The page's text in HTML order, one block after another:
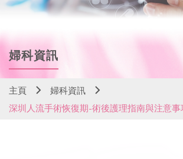
婦科資訊
主頁
婦科資訊
深圳人流手術恢復期-術後護理指南與注意事